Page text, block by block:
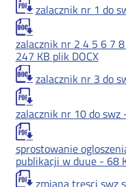
zalacznik nr 1 do
zalacznik nr 2 4 5 6 7
247 KB plik DOCX
zalacznik nr 3 do
zalacznik nr 10 do
sprostowanie
publikacji w duue - 68
zmiana tresci swz